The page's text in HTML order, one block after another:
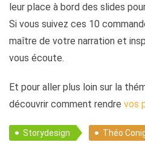
leur place à bord des slides
Si vous suivez ces 10
maître de votre narration et
vous écoute.
Et pour aller plus loin sur la
découvrir comment rendre vos
Storydesign Théo